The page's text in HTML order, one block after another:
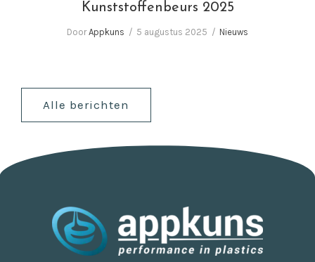
Kunststoffenbeurs 2025
DoorAppkuns 5 augustus 2025 Nieuws
Alle berichten